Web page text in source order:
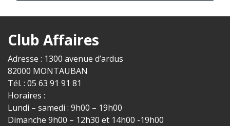
Club Affaires
Adresse : 1300 avenue d’ardus
82000 MONTAUBAN
Tél. : 05 63 91 91 81
Horaires :
Lundi – samedi : 9h00 – 19h00
Dimanche 9h00 – 12h30 et 14h00 -19h00